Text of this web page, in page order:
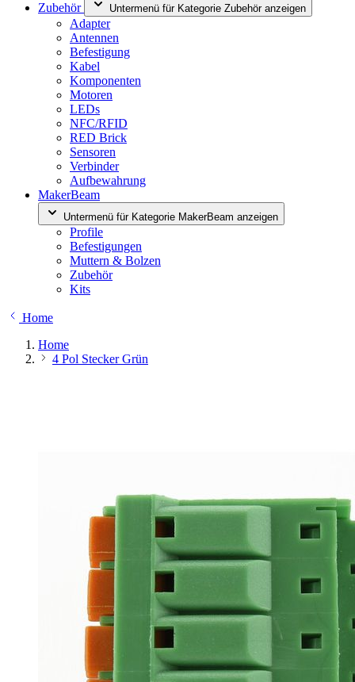
Zubehör
Untermenü für Kategorie Zubehör anzeigen
Adapter
Antennen
Befestigung
Kabel
Komponenten
Motoren
LEDs
NFC/RFID
RED Brick
Sensoren
Verbinder
Aufbewahrung
MakerBeam
Untermenü für Kategorie MakerBeam anzeigen
Profile
Befestigungen
Muttern & Bolzen
Zubehör
Kits
Home
Home
4 Pol Stecker Grün